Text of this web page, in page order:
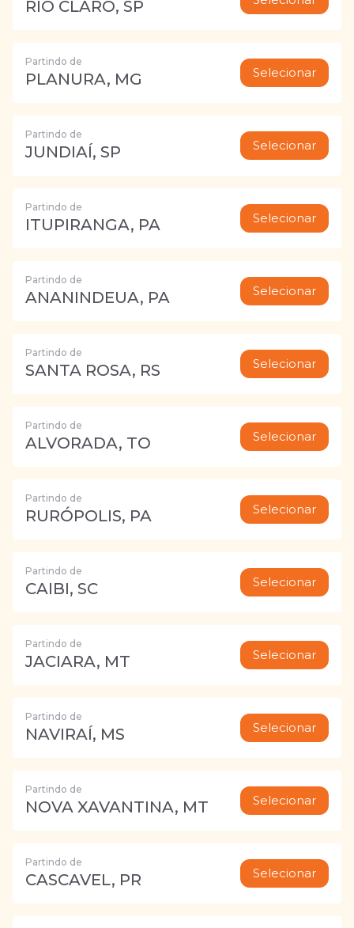
RIO CLARO, SP
Partindo de
PLANURA, MG Selecionar
Partindo de
JUNDIAÍ, SP Selecionar
Partindo de
ITUPIRANGA, PA Selecionar
Partindo de
ANANINDEUA, PA Selecionar
Partindo de
SANTA ROSA, RS Selecionar
Partindo de
ALVORADA, TO Selecionar
Partindo de
RURÓPOLIS, PA Selecionar
Partindo de
CAIBI, SC Selecionar
Partindo de
JACIARA, MT Selecionar
Partindo de
NAVIRAÍ, MS Selecionar
Partindo de
NOVA XAVANTINA, MT Selecionar
Partindo de
CASCAVEL, PR Selecionar